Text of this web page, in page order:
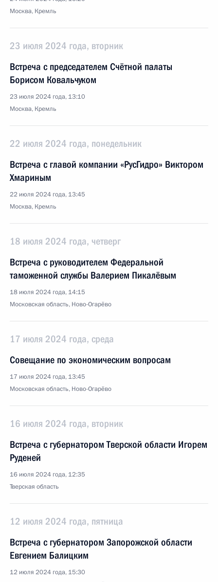
Москва, Кремль
23 июля 2024 года, вторник
Встреча с председателем Счётной палаты
Борисом Ковальчуком
23 июля 2024 года, 13:10
Москва, Кремль
22 июля 2024 года, понедельник
Встреча с главой компании «РусГидро» Виктором
Хмариным
22 июля 2024 года, 13:45
Москва, Кремль
18 июля 2024 года, четверг
Встреча с руководителем Федеральной
таможенной службы Валерием Пикалёвым
18 июля 2024 года, 14:15
Московская область, Ново-Огарёво
17 июля 2024 года, среда
Совещание по экономическим вопросам
17 июля 2024 года, 13:45
Московская область, Ново-Огарёво
16 июля 2024 года, вторник
Встреча с губернатором Тверской области Игорем
Руденей
16 июля 2024 года, 12:35
Тверская область
12 июля 2024 года, пятница
Встреча с губернатором Запорожской области
Евгением Балицким
12 июля 2024 года, 15:30